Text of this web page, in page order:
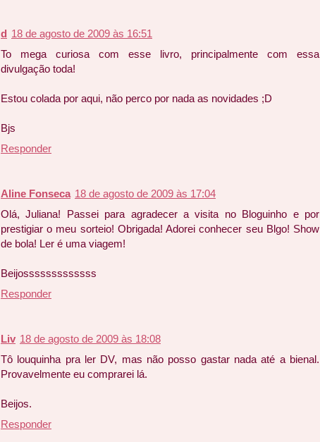
d 18 de agosto de 2009 às 16:51
To mega curiosa com esse livro, principalmente com essa
divulgação toda!
Estou colada por aqui, não perco por nada as novidades ;D
Bjs
Responder
Aline Fonseca 18 de agosto de 2009 às 17:04
Olá, Juliana! Passei para agradecer a visita no Bloguinho e por
prestigiar o meu sorteio! Obrigada! Adorei conhecer seu Blgo! Show
de bola! Ler é uma viagem!
Beijosssssssssssss
Responder
Liv 18 de agosto de 2009 às 18:08
Tô louquinha pra ler DV, mas não posso gastar nada até a bienal.
Provavelmente eu comprarei lá.
Beijos.
Responder